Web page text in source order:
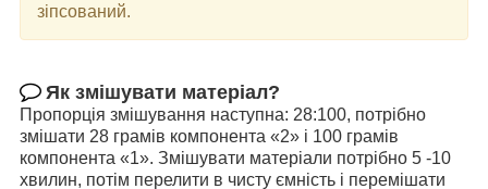
зіпсований.
Як змішувати матеріал?
Пропорція змішування наступна: 28:100, потрібно
змішати 28 грамів компонента «2» і 100 грамів
компонента «1». Змішувати матеріали потрібно 5 -10
хвилин, потім перелити в чисту ємність і перемішати